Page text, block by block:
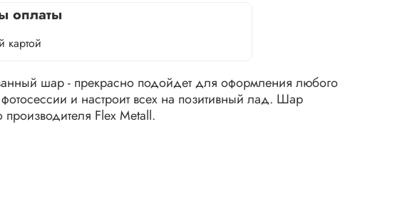
оплаты
картой
шар - прекрасно подойдет для оформления любого
фотосессии и настроит всех на позитивный лад. Шар
производителя Flex Metall.